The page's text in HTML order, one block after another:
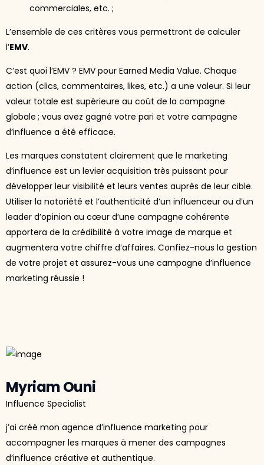
commerciales, etc. ;
L’ensemble de ces critères vous permettront de calculer
l’EMV.
C’est quoi l’EMV ? EMV pour Earned Media Value. Chaque
action (clics, commentaires, likes, etc.) a une valeur. Si leur
valeur totale est supérieure au coût de la campagne
globale ; vous avez gagné votre pari et votre campagne
d’influence a été efficace.
Les marques constatent clairement que le marketing
d’influence est un levier acquisition très puissant pour
développer leur visibilité et leurs ventes auprès de leur cible.
Utiliser la notoriété et l’authenticité d’un influenceur ou d’un
leader d’opinion au cœur d’une campagne cohérente
apportera de la crédibilité à votre image de marque et
augmentera votre chiffre d’affaires. Confiez-nous la gestion
de votre projet et assurez-vous une campagne d’influence
marketing réussie !
Myriam Ouni
Influence Specialist
j’ai créé mon agence d’influence marketing pour
accompagner les marques à mener des campagnes
d’influence créative et authentique.